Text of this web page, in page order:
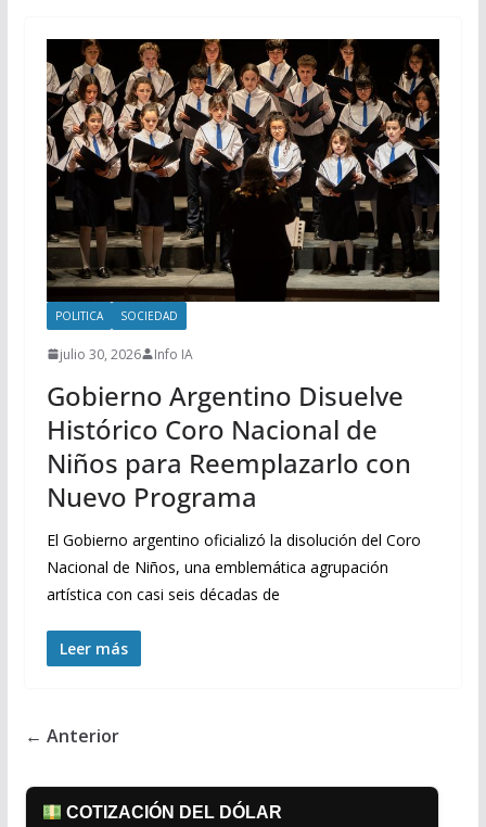
POLITICA SOCIEDAD
julio 30, 2026 Info IA
Gobierno Argentino Disuelve
Histórico Coro Nacional de
Niños para Reemplazarlo con
Nuevo Programa
El Gobierno argentino oficializó la disolución del Coro
Nacional de Niños, una emblemática agrupación
artística con casi seis décadas de
Leer más
← Anterior
COTIZACIÓN DEL DÓLAR